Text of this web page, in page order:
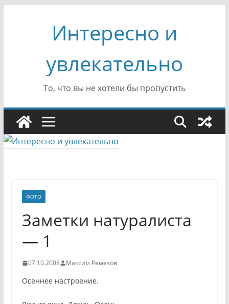
содержимомуИнтересно и
увлекательно
То, что вы не хотели бы пропустить
ФОТО
Заметки натуралиста
— 1
07.10.2008 Максим Ремезов
Осеннее настроение.